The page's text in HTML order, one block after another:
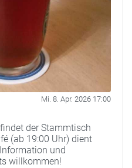
Mi. 8. Apr. 2026 17:00
der Stammtisch
(ab 19:00 Uhr) dient
und
willkommen!